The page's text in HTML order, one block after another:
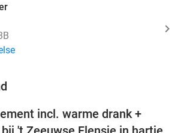
incl. warme drank +